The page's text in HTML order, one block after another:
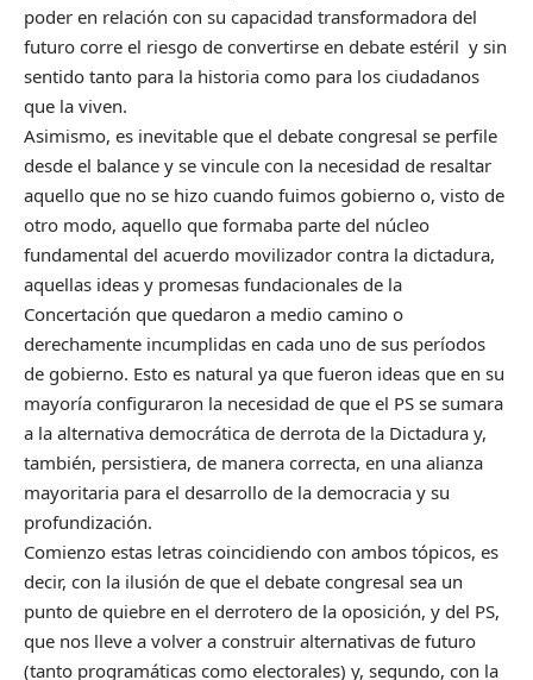
poder en relación con su capacidad transformadora del
futuro corre el riesgo de convertirse en debate estéril y sin
sentido tanto para la historia como para los ciudadanos
que la viven.
Asimismo, es inevitable que el debate congresal se perfile
desde el balance y se vincule con la necesidad de resaltar
aquello que no se hizo cuando fuimos gobierno o, visto de
otro modo, aquello que formaba parte del núcleo
fundamental del acuerdo movilizador contra la dictadura,
aquellas ideas y promesas fundacionales de la
Concertación que quedaron a medio camino o
derechamente incumplidas en cada uno de sus períodos
de gobierno. Esto es natural ya que fueron ideas que en su
mayoría configuraron la necesidad de que el PS se sumara
a la alternativa democrática de derrota de la Dictadura y,
también, persistiera, de manera correcta, en una alianza
mayoritaria para el desarrollo de la democracia y su
profundización.
Comienzo estas letras coincidiendo con ambos tópicos, es
decir, con la ilusión de que el debate congresal sea un
punto de quiebre en el derrotero de la oposición, y del PS,
que nos lleve a volver a construir alternativas de futuro
(tanto programáticas como electorales) y, segundo, con la